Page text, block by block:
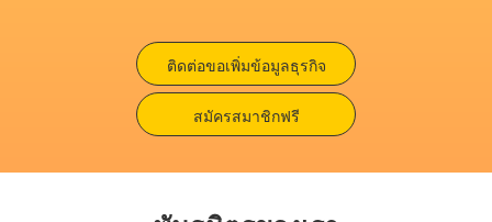
ติดต่อขอเพิ่มข้อมูลธุรกิจ
สมัครสมาชิกฟรี